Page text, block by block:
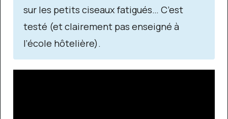
sur les petits ciseaux fatigués… C’est
testé (et clairement pas enseigné à
l’école hôtelière).